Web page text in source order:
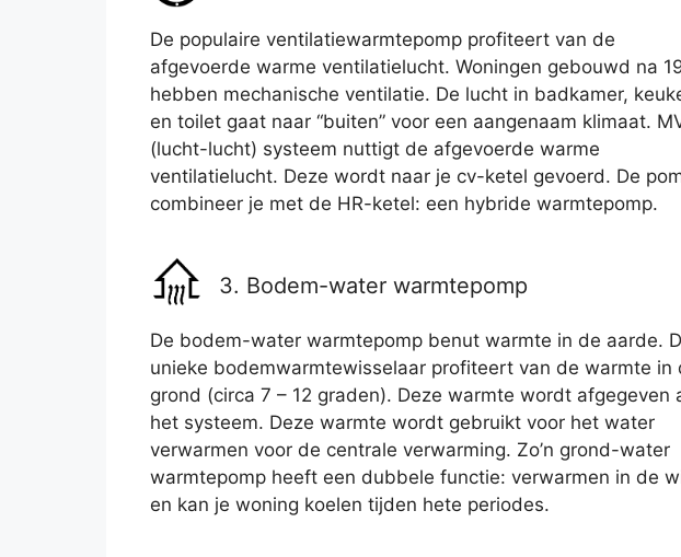
De populaire ventilatiewarmtepomp profiteert van de
afgevoerde warme ventilatielucht. Woningen gebouwd na
hebben mechanische ventilatie. De lucht in badkamer,
en toilet gaat naar “buiten” voor een aangenaam klimaat.
(lucht-lucht) systeem nuttigt de afgevoerde warme
ventilatielucht. Deze wordt naar je cv-ketel gevoerd. De
combineer je met de HR-ketel: een hybride warmtepomp.
3. Bodem-water warmtepomp
De bodem-water warmtepomp benut warmte in de aarde.
unieke bodemwarmtewisselaar profiteert van de warmte in
grond (circa 7 – 12 graden). Deze warmte wordt afgegeven
het systeem. Deze warmte wordt gebruikt voor het water
verwarmen voor de centrale verwarming. Zo’n grond-water
warmtepomp heeft een dubbele functie: verwarmen in de
en kan je woning koelen tijden hete periodes.